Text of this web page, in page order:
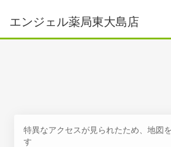
エンジェル薬局東大島店
特異なアクセスが見られたため、地図
す